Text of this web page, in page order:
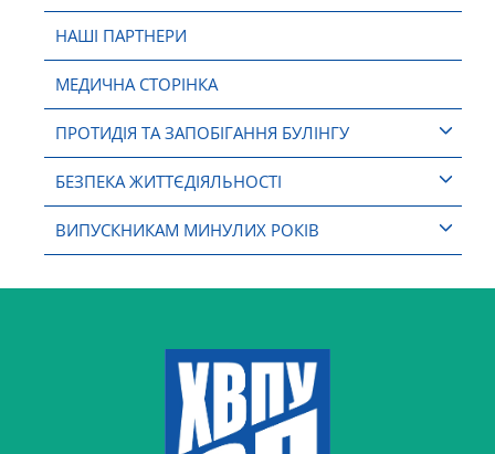
НАШІ ПАРТНЕРИ
МЕДИЧНА СТОРІНКА
ПРОТИДІЯ ТА ЗАПОБІГАННЯ БУЛІНГУ
БЕЗПЕКА ЖИТТЄДІЯЛЬНОСТІ
ВИПУСКНИКАМ МИНУЛИХ РОКІВ